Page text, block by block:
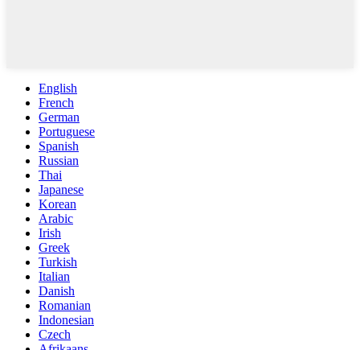
English
French
German
Portuguese
Spanish
Russian
Thai
Japanese
Korean
Arabic
Irish
Greek
Turkish
Italian
Danish
Romanian
Indonesian
Czech